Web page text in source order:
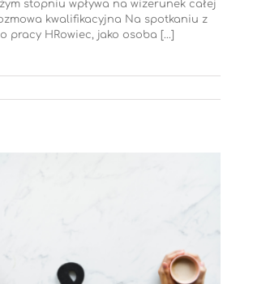
stopniu wpływa na wizerunek całej
kwalifikacyjna Na spotkaniu z
pracy HRowiec, jako osoba [...]